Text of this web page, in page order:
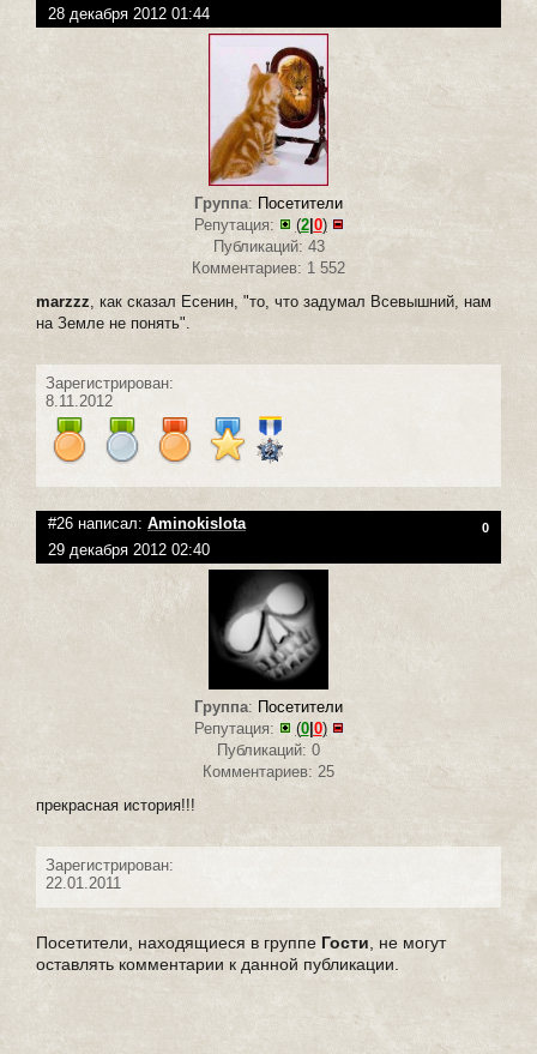
28 декабря 2012 01:44
Группа: Посетители
Репутация:
(2| 0)
Публикаций: 43
Комментариев: 1 552
marzzz, как сказал Есенин, "то, что задумал Всевышний, нам
на Земле не понять".
Зарегистрирован:
8.11.2012
#26 написал: Aminokislota 0
29 декабря 2012 02:40
Группа: Посетители
Репутация:
(0| 0)
Публикаций: 0
Комментариев: 25
прекрасная история!!!
Зарегистрирован:
22.01.2011
Посетители, находящиеся в группе Гости , не могут
оставлять комментарии к данной публикации.